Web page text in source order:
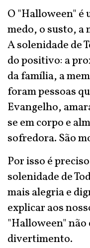
O "Halloween" é
medo, o susto, a
A solenidade de
do positivo: a
da família, a
foram pessoas
Evangelho,
se em corpo e
sofredora. São
Por isso é
solenidade de
mais alegria e
explicar aos
"Halloween" não
divertimento.